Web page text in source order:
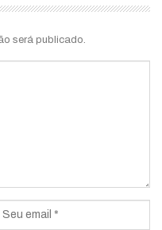
será publicado.